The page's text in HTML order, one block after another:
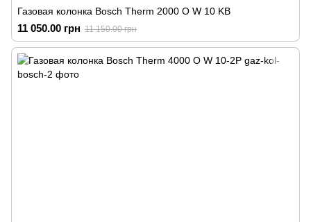
Газовая колонка Bosch Therm 2000 O W 10 KB
11 050.00 грн 11 150.00 грн